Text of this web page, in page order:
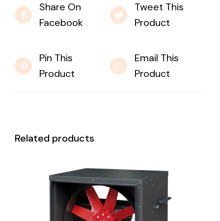
Share On
Facebook
Tweet This
Product
Pin This
Product
Email This
Product
Related products